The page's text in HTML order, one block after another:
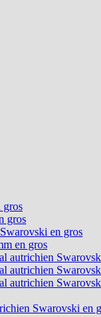
gros
gros
en gros
en gros
autrichien
autrichien
autrichien
Swarovski en